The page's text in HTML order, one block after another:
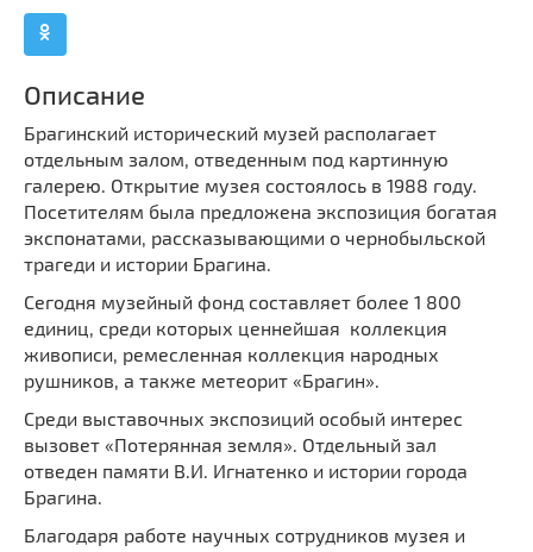
Мечети
Синагоги
Часовни
Кладбище
Культурные центры
Театры
Галереи
Концертные залы
Выберите направление
Описание
Брагинский исторический музей располагает
отдельным залом, отведенным под картинную
галерею. Открытие музея состоялось в 1988 году.
Посетителям была предложена экспозиция богатая
экспонатами, рассказывающими о чернобыльской
трагеди и истории Брагина.
Сегодня музейный фонд составляет более 1 800
единиц, среди которых ценнейшая коллекция
живописи, ремесленная коллекция народных
рушников, а также метеорит «Брагин».
Среди выставочных экспозиций особый интерес
вызовет «Потерянная земля». Отдельный зал
отведен памяти В.И. Игнатенко и истории города
Брагина.
Благодаря работе научных сотрудников музея и